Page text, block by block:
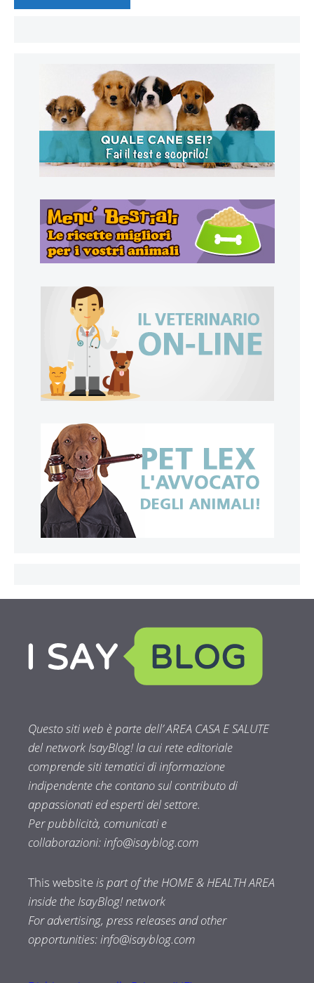
Questo siti web è parte dell’ AREA CASA E SALUTE
del network IsayBlog! la cui rete editoriale
comprende siti tematici di informazione
indipendente che contano sul contributo di
appassionati ed esperti del settore.
Per pubblicità, comunicati e
collaborazioni:info@isayblog.com
This websiteis part of the HOME & HEALTH AREA
inside the IsayBlog! network
For advertising, press releases and other
opportunities:info@isayblog.com